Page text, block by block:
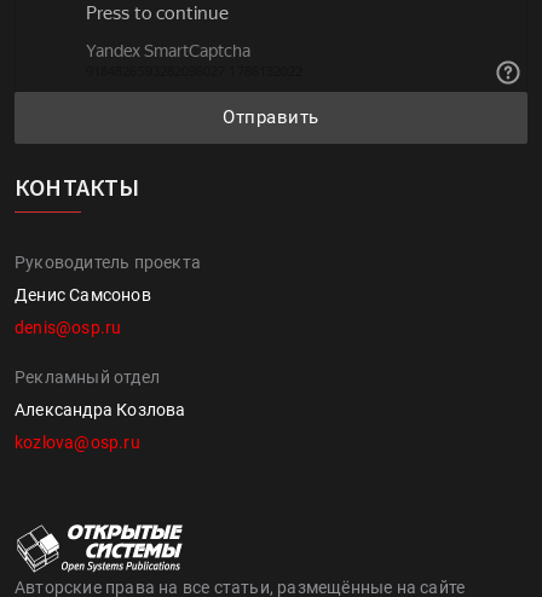
Отправить
КОНТАКТЫ
Руководитель проекта
Денис Самсонов
denis@osp.ru
Рекламный отдел
Александра Козлова
kozlova@osp.ru
Авторские права на все статьи, размещённые на сайте